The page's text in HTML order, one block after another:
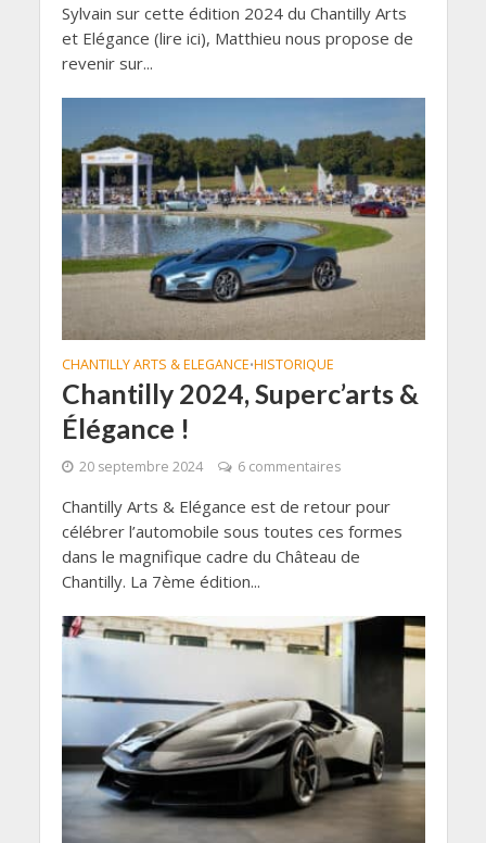
Sylvain sur cette édition 2024 du Chantilly Arts
et Elégance (lire ici), Matthieu nous propose de
revenir sur...
CHANTILLY ARTS & ELEGANCE•HISTORIQUE
Chantilly 2024, Superc’arts &
Élégance !
20 septembre 2024 6 commentaires
Chantilly Arts & Elégance est de retour pour
célébrer l’automobile sous toutes ces formes
dans le magnifique cadre du Château de
Chantilly. La 7ème édition...